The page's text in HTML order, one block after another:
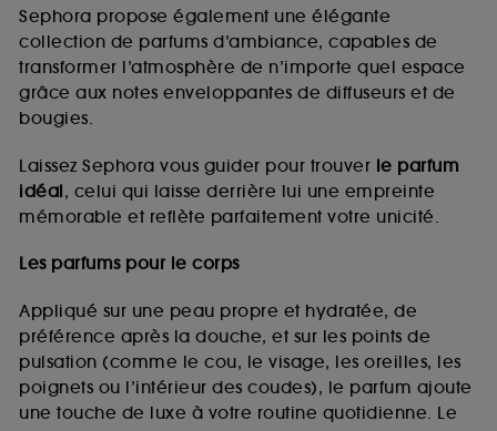
Sephora propose également une élégante
collection de parfums d’ambiance, capables de
transformer l’atmosphère de n’importe quel espace
grâce aux notes enveloppantes de diffuseurs et de
bougies.
Laissez Sephora vous guider pour trouver le parfum
idéal, celui qui laisse derrière lui une empreinte
mémorable et reflète parfaitement votre unicité.
Les parfums pour le corps
Appliqué sur une peau propre et hydratée, de
préférence après la douche, et sur les points de
pulsation (comme le cou, le visage, les oreilles, les
poignets ou l’intérieur des coudes), le parfum ajoute
une touche de luxe à votre routine quotidienne. Le
de vous plaire via des publicités, y compris sur des
sites tiers et sur les réseaux sociaux, sur la base
des pages que vous avez consultées, de votre
navigation, et de l'historique de vos interactions.
d’en améliorer la performance.
Cookies de sécurisation des paiements en ligne :
fraudes aux moyens de paiement et les
usurpations d’identité.
Cookies fonctionnels :il s’agit de cookies
permettant l’affichage et/ou la fourniture de
certaines fonctionnalités du site, tel que les
cookies d’authentification qui sont utilisés afin de
vous faire bénéficier de l’authentification
prolongée vous permettant d’accéder à votre